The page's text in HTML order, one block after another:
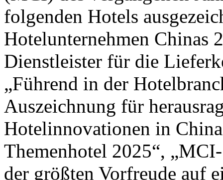
folgenden Hotels
Hotelunternehmen Chinas
Dienstleister für die
„Führend in der
Auszeichnung für
Hotelinnovationen in
Themenhotel 2025“,
der größten Vorfreude auf